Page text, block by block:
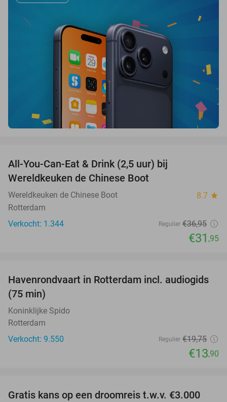
All-You-Can-Eat & Drink (2,5 uur) bij
Wereldkeuken de Chinese Boot
Wereldkeuken de Chinese Boot 8.7 star
Rotterdam
Verkocht: 1.344
Regulier €36,95
€31 ,95
30%
Havenrondvaart in Rotterdam incl. audiogids
(75 min)
Koninklijke Spido
Rotterdam
Verkocht: 9.550
Regulier €19,75
€13,90
Gratis kans op een droomreis t.w.v. €3.000